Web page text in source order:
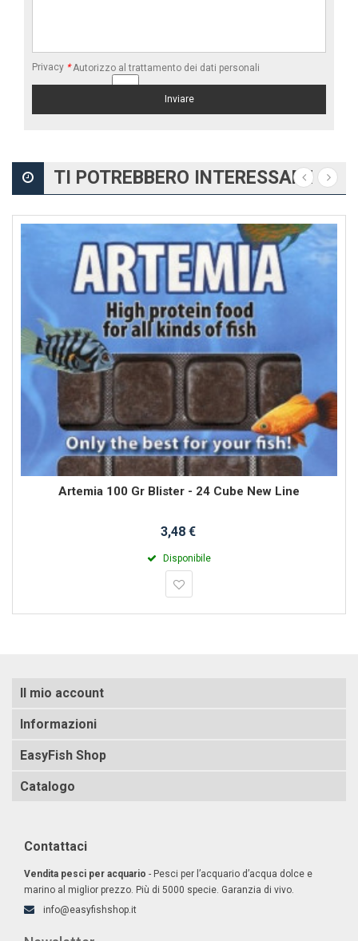
Privacy * Autorizzo al trattamento dei dati personali
TI POTREBBERO INTERESSARE
Artemia 100 Gr Blister - 24 Cube New Line
3,48 €
Disponibile
Il mio account
Informazioni
EasyFish Shop
Catalogo
Contattaci
Vendita pesci per acquario - Pesci per l’acquario d’acqua dolce e
marino al miglior prezzo. Più di 5000 specie. Garanzia di vivo.
info@easyfishshop.it